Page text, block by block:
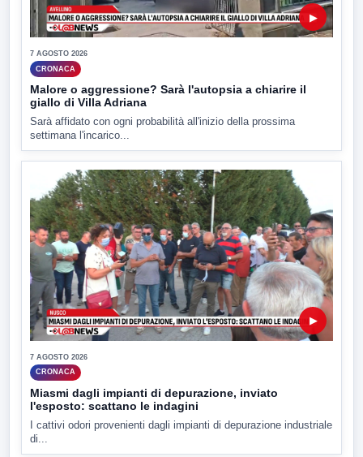
▶
7 AGOSTO 2026
CRONACA
Malore o aggressione? Sarà l'autopsia a chiarire il
giallo di Villa Adriana
Sarà affidato con ogni probabilità all'inizio della prossima
settimana l'incarico...
▶
7 AGOSTO 2026
CRONACA
Miasmi dagli impianti di depurazione, inviato
l'esposto: scattano le indagini
I cattivi odori provenienti dagli impianti di depurazione industriale
di...